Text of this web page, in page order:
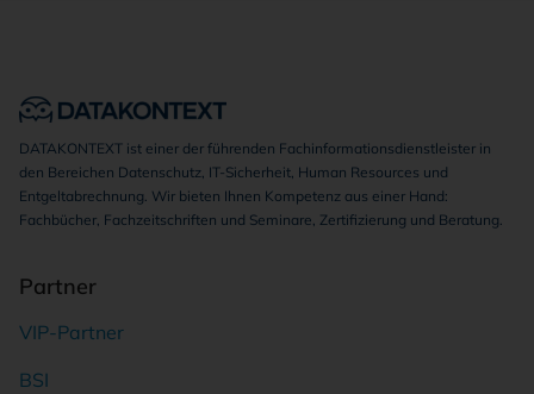
DATAKONTEXT ist einer der führenden Fachinformationsdienstleister in
den Bereichen Datenschutz, IT-Sicherheit, Human Resources und
Entgeltabrechnung. Wir bieten Ihnen Kompetenz aus einer Hand:
Fachbücher, Fachzeitschriften und Seminare, Zertifizierung und Beratung.
Partner
VIP-Partner
BSI